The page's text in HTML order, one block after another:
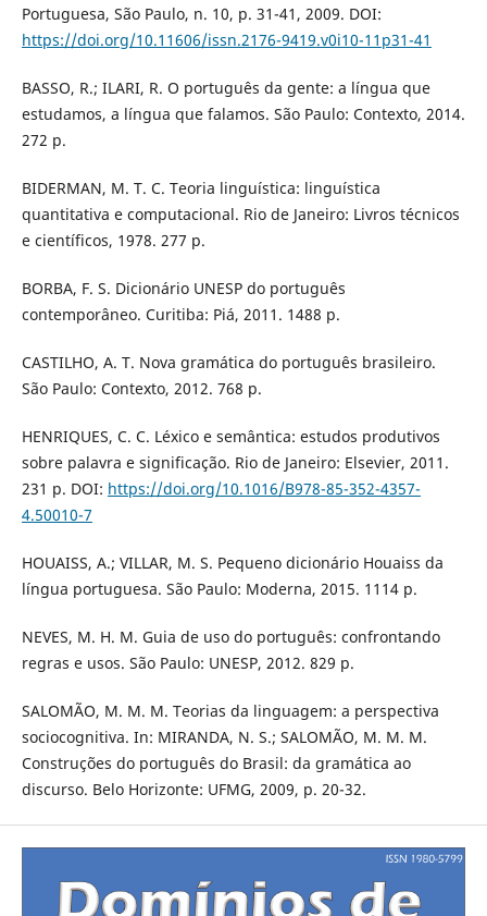
Portuguesa, São Paulo, n. 10, p. 31-41, 2009. DOI:
https://doi.org/10.11606/issn.2176-9419.v0i10-11p31-41
BASSO, R.; ILARI, R. O português da gente: a língua que
estudamos, a língua que falamos. São Paulo: Contexto, 2014.
272 p.
BIDERMAN, M. T. C. Teoria linguística: linguística
quantitativa e computacional. Rio de Janeiro: Livros técnicos
e científicos, 1978. 277 p.
BORBA, F. S. Dicionário UNESP do português
contemporâneo. Curitiba: Piá, 2011. 1488 p.
CASTILHO, A. T. Nova gramática do português brasileiro.
São Paulo: Contexto, 2012. 768 p.
HENRIQUES, C. C. Léxico e semântica: estudos produtivos
sobre palavra e significação. Rio de Janeiro: Elsevier, 2011.
231 p. DOI: https://doi.org/10.1016/B978-85-352-4357-
4.50010-7
HOUAISS, A.; VILLAR, M. S. Pequeno dicionário Houaiss da
língua portuguesa. São Paulo: Moderna, 2015. 1114 p.
NEVES, M. H. M. Guia de uso do português: confrontando
regras e usos. São Paulo: UNESP, 2012. 829 p.
SALOMÃO, M. M. M. Teorias da linguagem: a perspectiva
sociocognitiva. In: MIRANDA, N. S.; SALOMÃO, M. M. M.
Construções do português do Brasil: da gramática ao
discurso. Belo Horizonte: UFMG, 2009, p. 20-32.